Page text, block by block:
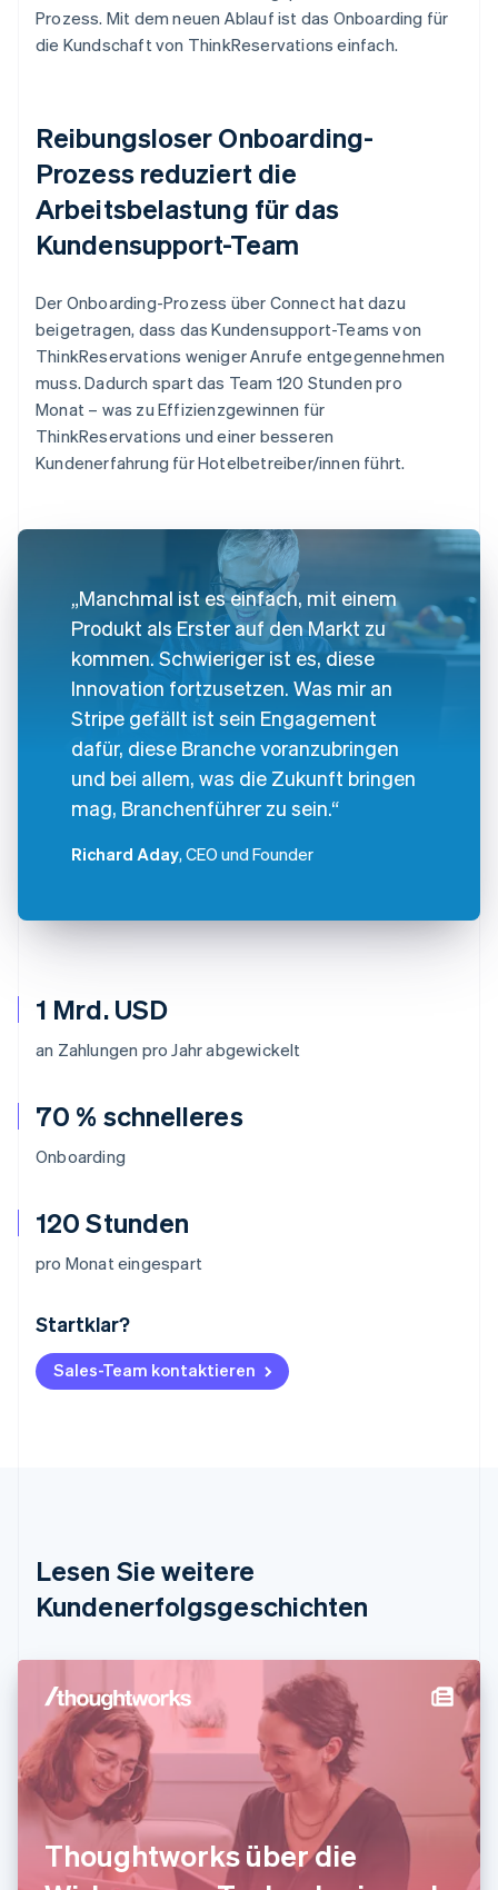
1 Mrd. USD
an Zahlungen pro Jahr abgewickelt
70 % schnelleres
Onboarding
120 Stunden
pro Monat eingespart
Startklar?
Sales-Team kontaktieren
Prozess. Mit dem neuen Ablauf ist das Onboarding für
die Kundschaft von ThinkReservations einfach.
Reibungsloser Onboarding-
Prozess reduziert die
Arbeitsbelastung für das
Kundensupport-Team
Der Onboarding-Prozess über Connect hat dazu
beigetragen, dass das Kundensupport-Teams von
ThinkReservations weniger Anrufe entgegennehmen
muss. Dadurch spart das Team 120 Stunden pro
Monat – was zu Effizienzgewinnen für
ThinkReservations und einer besseren
Kundenerfahrung für Hotelbetreiber/innen führt.
„Manchmal ist es einfach, mit einem
Produkt als Erster auf den Markt zu
kommen. Schwieriger ist es, diese
Innovation fortzusetzen. Was mir an
Stripe gefällt ist sein Engagement
dafür, diese Branche voranzubringen
und bei allem, was die Zukunft bringen
mag, Branchenführer zu sein.“
Richard Aday, CEO und Founder
Lesen Sie weitere
Kundenerfolgsgeschichten
Thoughtworks über die
Australien
Belgien
NederlandsFrançaisDeutschEnglish
DeutschEnglish
English
简体中文English
English Svenska
Frankreich
FrançaisEnglish
Gibraltar
English
Griechenland
English
Indien